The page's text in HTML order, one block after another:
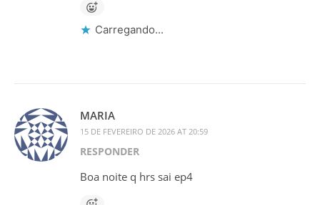
Carregando...
MARIA
15 DE FEVEREIRO DE 2026 AT 20:59
RESPONDER
Boa noite q hrs sai ep4